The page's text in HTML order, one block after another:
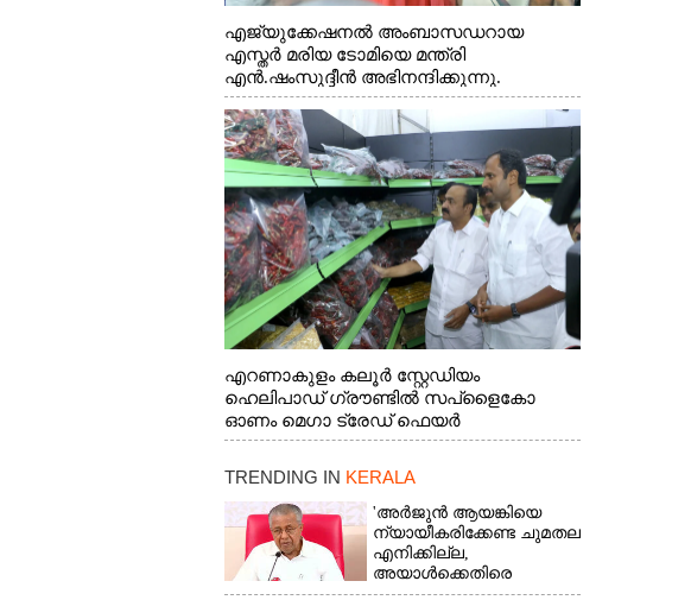
എജ്യുക്കേഷനൽ അംബാസഡറായ
എസ്തർ മരിയ ടോമിയെ മന്ത്രി
എൻ.ഷംസുദ്ദീൻ അഭിനന്ദിക്കുന്നു.
എറണാകുളം കലൂർ സ്റ്റേഡിയം
ഹെലിപാഡ് ഗ്രൗണ്ടിൽ സപ്ളൈകോ
ഓണം മെഗാ ട്രേഡ് ഫെയർ
സംസ്ഥാനതല ഉദ്ഘാടനം നിർവഹിച്ച്
സതീശൻ. മന്ത്രി അനൂപ് ജേക്കബ് സമീപം
TRENDING IN KERALA
'അർജുൻ ആയങ്കിയെ
ന്യായീകരിക്കേണ്ട ചുമതല
എനിക്കില്ല,
അയാൾക്കെതിരെ
നടപടിയെടുത്തോട്ടെ'